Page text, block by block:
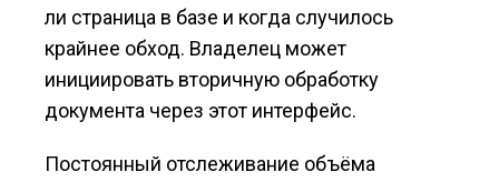
ли страница в базе и когда случилось
крайнее обход. Владелец может
инициировать вторичную обработку
документа через этот интерфейс.
Постоянный отслеживание объёма